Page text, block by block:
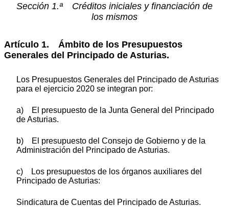
Sección 1.ª Créditos iniciales y financiación de
los mismos
Artículo 1. Ámbito de los Presupuestos
Generales del Principado de Asturias.
Los Presupuestos Generales del Principado de Asturias
para el ejercicio 2020 se integran por:
a) El presupuesto de la Junta General del Principado
de Asturias.
b) El presupuesto del Consejo de Gobierno y de la
Administración del Principado de Asturias.
c) Los presupuestos de los órganos auxiliares del
Principado de Asturias:
Sindicatura de Cuentas del Principado de Asturias.